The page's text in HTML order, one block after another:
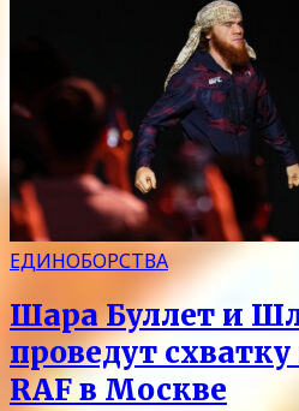
ЕДИНОБОРСТВА
Шара Буллет и
проведут
RAF в Москве